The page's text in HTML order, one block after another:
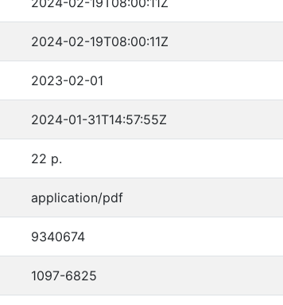
2024-02-19T08:00:11Z
2023-02-01
2024-01-31T14:57:55Z
22 p.
application/pdf
9340674
1097-6825